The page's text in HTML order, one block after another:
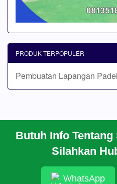
Butuh Info
Silahkan
WhatsApp
PRODUK TERPOPULER
Pembuatan Lapangan Padel
CARA PESAN